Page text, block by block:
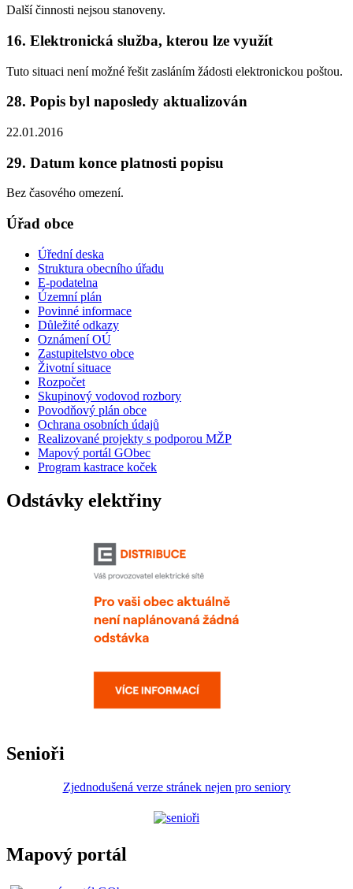
Další činnosti nejsou stanoveny.
16. Elektronická služba, kterou lze využít
Tuto situaci není možné řešit zasláním žádosti elektronickou poštou.
28. Popis byl naposledy aktualizován
22.01.2016
29. Datum konce platnosti popisu
Bez časového omezení.
Úřad obce
Úřední deska
Struktura obecního úřadu
E-podatelna
Územní plán
Povinné informace
Důležité odkazy
Oznámení OÚ
Zastupitelstvo obce
Životní situace
Rozpočet
Skupinový vodovod rozbory
Povodňový plán obce
Ochrana osobních údajů
Realizované projekty s podporou MŽP
Mapový portál GObec
Program kastrace koček
Odstávky elektřiny
Senioři
Zjednodušená verze stránek nejen pro seniory
Mapový portál